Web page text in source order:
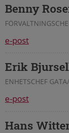
Benny
e-post
Erik
ENHETSCHEF
e-post
Hans